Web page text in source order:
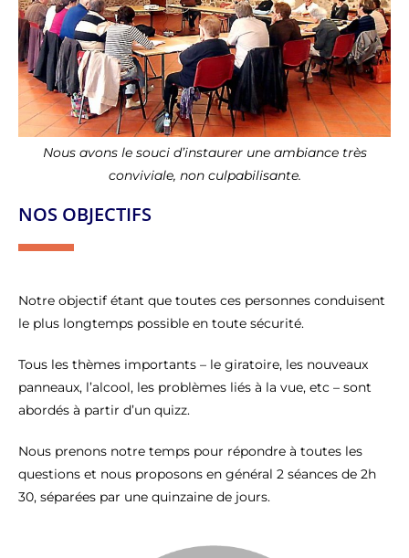
Nous avons le souci d’instaurer une ambiance très
conviviale, non culpabilisante.
NOS OBJECTIFS
Notre objectif étant que toutes ces personnes conduisent
le plus longtemps possible en toute sécurité.
Tous les thèmes importants – le giratoire, les nouveaux
panneaux, l’alcool, les problèmes liés à la vue, etc – sont
abordés à partir d’un quizz.
Nous prenons notre temps pour répondre à toutes les
questions et nous proposons en général 2 séances de 2h
30, séparées par une quinzaine de jours.